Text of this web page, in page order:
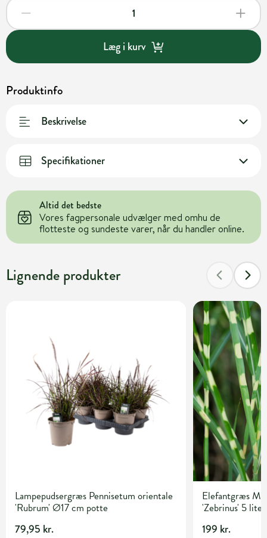
Læg i kurv
Produktinfo
Beskrivelse
Specifikationer
Altid det bedste
Vores fagpersonale udvælger med omhu de
flotteste og sundeste varer, når du handler online.
Lignende produkter
Lampepudsergræs Pennisetum orientale
'Rubrum' Ø17 cm potte
79,95 kr.
Elefantgræs
'Zebrinus' 5
199 kr.